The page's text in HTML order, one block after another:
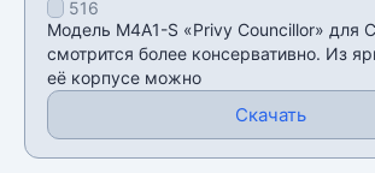
v34516
Модель M4A1-S «Privy Councillor» для
смотрится более консервативно. Из
её корпусе можно
Скачать